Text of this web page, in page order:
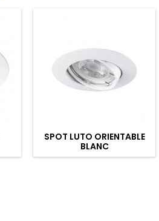
SPOT LUTO ORIENTABLE
BLANC